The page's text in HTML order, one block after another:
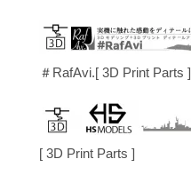
＃RafAvi.[ 3D Print Parts ]
[ 3D Print Parts ]